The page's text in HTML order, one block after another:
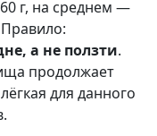
г, на среднем —
а не ползти.
продолжает
для данного